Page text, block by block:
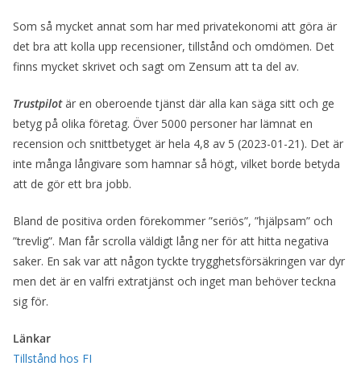
Som så mycket annat som har med privatekonomi att göra är
det bra att kolla upp recensioner, tillstånd och omdömen. Det
finns mycket skrivet och sagt om Zensum att ta del av.
Trustpilotär en oberoende tjänst där alla kan säga sitt och ge
betyg på olika företag. Över 5000 personer har lämnat en
recension och snittbetyget är hela 4,8 av 5 (2023-01-21). Det är
inte många långivare som hamnar så högt, vilket borde betyda
att de gör ett bra jobb.
Bland de positiva orden förekommer ”seriös”, ”hjälpsam” och
”trevlig”. Man får scrolla väldigt lång ner för att hitta negativa
saker. En sak var att någon tyckte trygghetsförsäkringen var dyr
men det är en valfri extratjänst och inget man behöver teckna
sig för.
Länkar
Tillstånd hos FI